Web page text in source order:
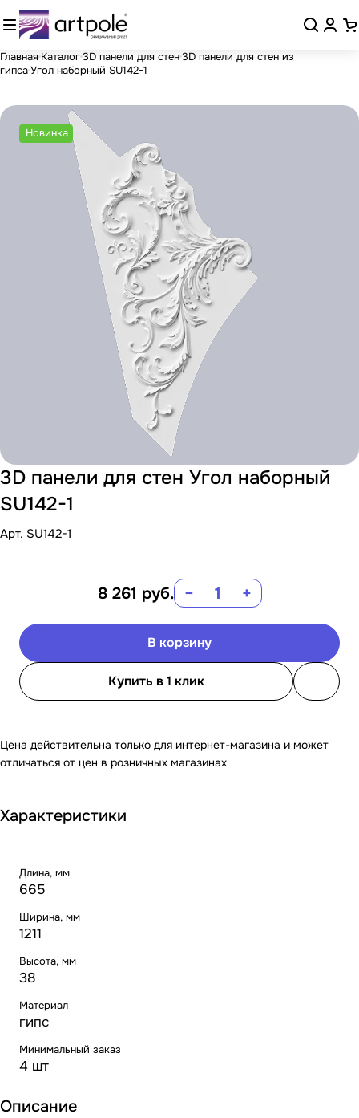
Главная Каталог3D панели для стен3D панели для стен из
гипсаУгол наборный SU142-1
Новинка
3D панели для стен Угол наборный
SU142-1
Арт. SU142-1
8 261 руб. − +
В корзину
Купить в 1 клик
Цена действительна только для интернет-магазина и может
отличаться от цен в розничных магазинах
Характеристики
Длина, мм
665
Ширина, мм
1211
Высота, мм
38
Материал
гипс
Минимальный заказ
4 шт
Описание